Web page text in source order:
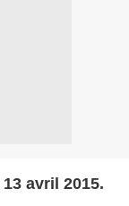
avril 2015.